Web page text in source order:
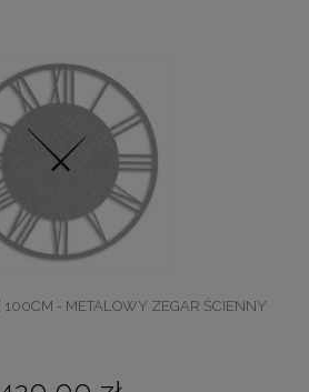
100CM - METALOWY ZEGAR ŚCIENNY